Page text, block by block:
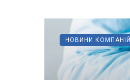
НОВИНИ КОМПАНІЙ